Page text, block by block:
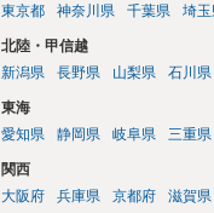
東京都
神奈川県 千葉県 埼玉
北陸・甲信越
新潟県
長野県 山梨県 石川県
東海
愛知県
静岡県 岐阜県 三重県
関西
大阪府
兵庫県 京都府 滋賀県